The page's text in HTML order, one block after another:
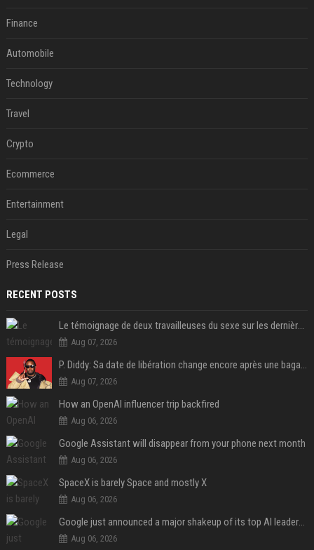
Finance
Automobile
Technology
Travel
Crypto
Ecommerce
Entertainment
Legal
Press Release
RECENT POSTS
Le témoignage de deux travailleuses du sexe sur les dernières heures de Liam Payne a été dévoilé
Aug 07, 2026
P. Diddy: Sa date de libération change encore après une bagarre
Aug 07, 2026
How an OpenAI influencer trip backfired
Aug 06, 2026
Google Assistant will disappear from your phone next month
Aug 06, 2026
SpaceX is barely Space and mostly X
Aug 06, 2026
Google just announced a major shakeup of its top AI leadership
Aug 06, 2026